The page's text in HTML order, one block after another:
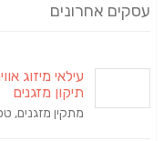
עסקים אחרונים
עילאי מיזוג
תיקון מזגנים
מתקין מזגנים,